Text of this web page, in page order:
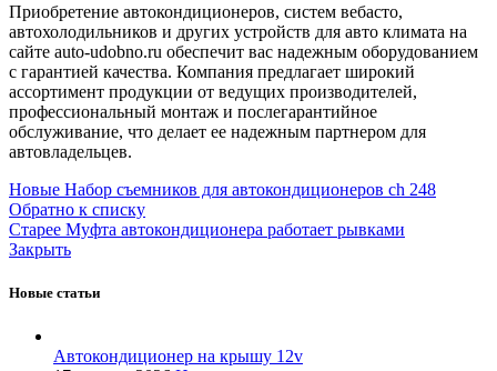
Приобретение автокондиционеров, систем вебасто,
автохолодильников и других устройств для авто климата на
сайте auto-udobno.ru обеспечит вас надежным оборудованием
с гарантией качества. Компания предлагает широкий
ассортимент продукции от ведущих производителей,
профессиональный монтаж и послегарантийное
обслуживание, что делает ее надежным партнером для
автовладельцев.
Новые Набор съемников для автокондиционеров ch 248
Обратно к списку
Старее Муфта автокондиционера работает рывками
Закрыть
Новые статьи
Автокондиционер на крышу 12v